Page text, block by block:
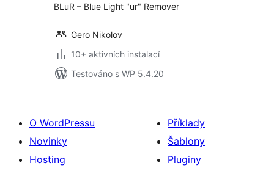
BLuR – Blue Light "ur" Remover
Gero Nikolov
10+ aktivních instalací
Testováno s WP 5.4.20
O WordPressu
Novinky
Hosting
Příklady
Šablony
Pluginy